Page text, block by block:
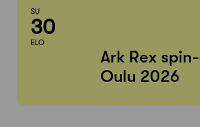
SU
30
ELO
Ark Rex
Oulu 2026